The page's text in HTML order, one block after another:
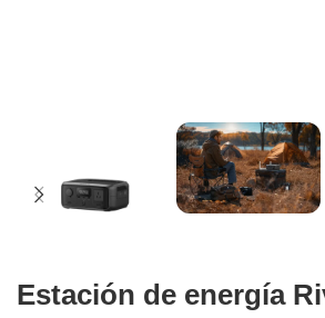
Estación de energía